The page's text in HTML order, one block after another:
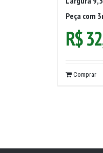
Peça com
R$
Comprar